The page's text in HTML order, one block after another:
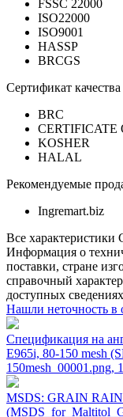
FSSC 22000
ISO22000
ISO9001
HASSP
BRCGS
Сертификат
BRC
CERTIFICATE
KOSHER
HALAL
Рекомендуемые
Ingremart.biz
Все характеристики
Информация о
поставки, стране
справочный
доступных
Нашли неточность в
Спецификация на
Е965i, 80-150 mesh
150mesh_00001.png,
MSDS: GRAIN RAIN